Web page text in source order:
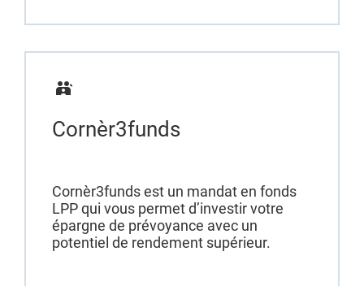
Cornèr3funds
Cornèr3funds est un mandat en fonds
LPP qui vous permet d’investir votre
épargne de prévoyance avec un
potentiel de rendement supérieur.